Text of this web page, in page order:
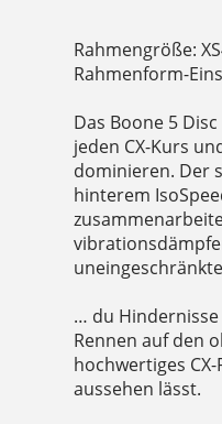
Rahmengröße:
Rahmenform-
Das Boone 5
jeden CX-Kurs
dominieren. Der
hinterem
… du
Rennen auf den
hochwertiges
aussehen lässt.